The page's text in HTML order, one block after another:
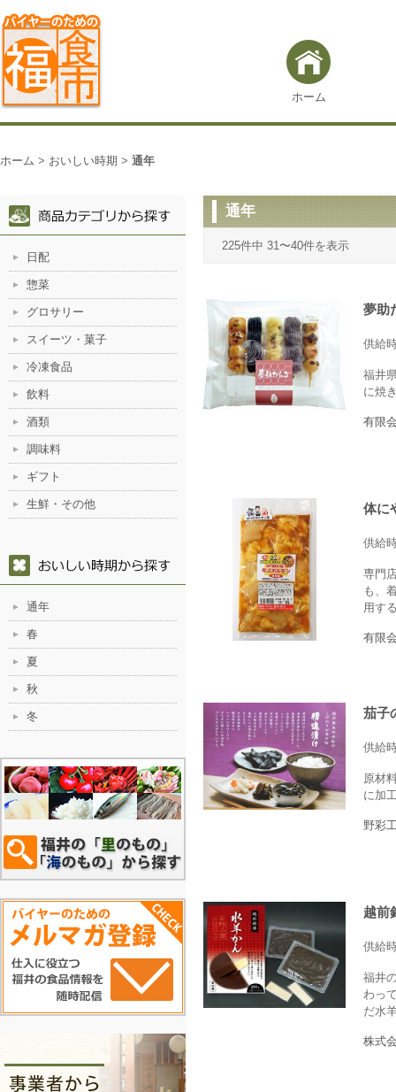
ホーム
ホーム > おいしい時期 > 通年
通年
225件中 31〜40件を表示
夢助
供給
福井
に焼
有限
体に
供給
専門
も、
用す
有限
茄子
供給
原材
に加
野彩
越前
供給
福井
わっ
だ水
株式
日配
惣菜
グロサリー
スイーツ・菓子
冷凍食品
飲料
酒類
調味料
ギフト
生鮮・その他
通年
春
夏
秋
冬